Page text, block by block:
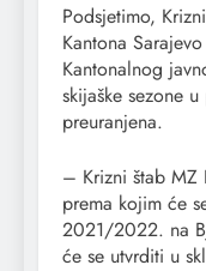
Podsjetimo,
Kantona
Kantonalnog
skijaške sezone
preuranjena.
– Krizni štab MZ
prema kojim će
2021/2022. na
će se utvrditi u